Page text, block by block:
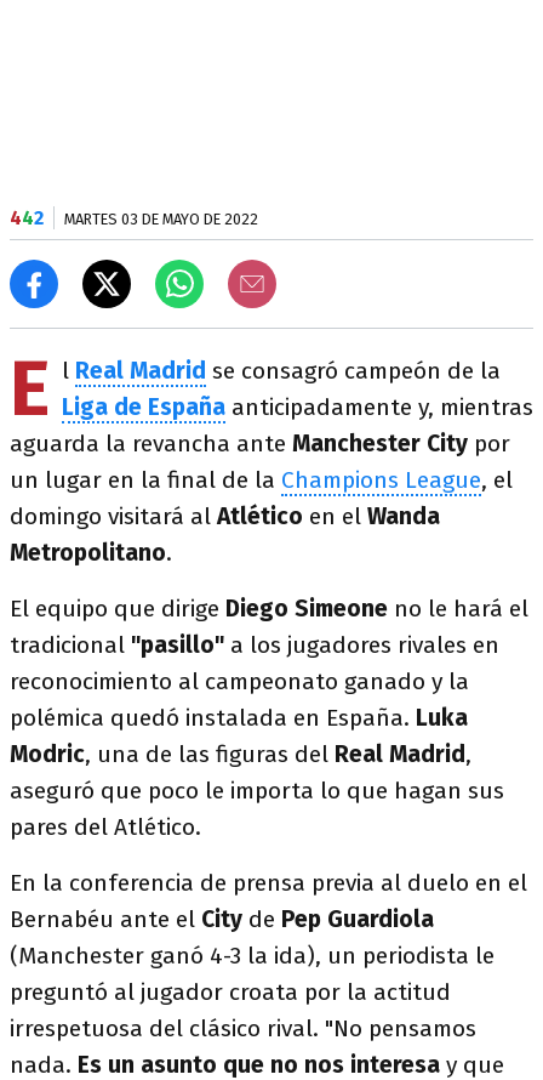
442 MARTES 03 DE MAYO DE 2022
E l Real Madrid se consagró campeón de la
Liga de España anticipadamente y, mientras
aguarda la revancha ante Manchester City por
un lugar en la final de la Champions League, el
domingo visitará alAtlético en el Wanda
Metropolitano.
El equipo que dirige Diego Simeone no le hará el
tradicional "pasillo" a los jugadores rivales en
reconocimiento al campeonato ganado y la
polémica quedó instalada en España. Luka
Modric, una de las figuras del Real Madrid,
aseguró que poco le importa lo que hagan sus
pares del Atlético.
En la conferencia de prensa previa al duelo en el
Bernabéu ante el City de Pep Guardiola
(Manchester ganó 4-3 la ida), un periodista le
preguntó al jugador croata por la actitud
irrespetuosa del clásico rival. "No pensamos
nada. Es un asunto que no nos interesa y que